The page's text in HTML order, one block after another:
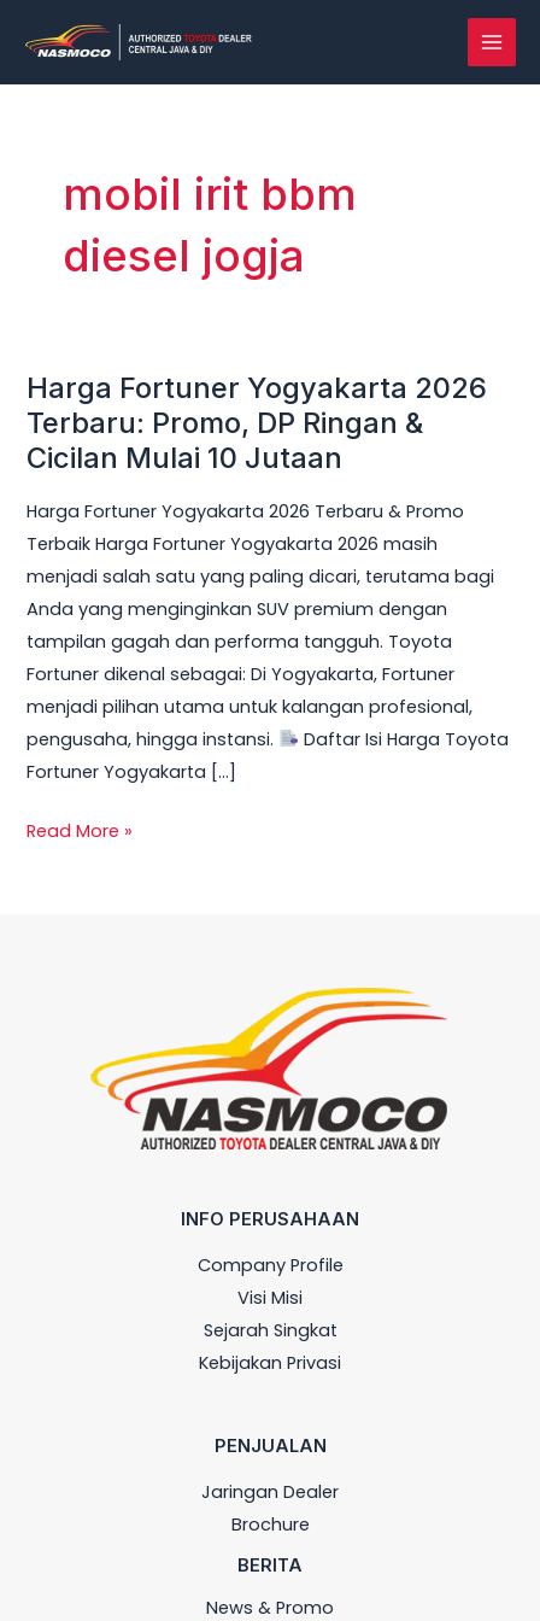
konten
mobil irit bbm
diesel jogja
Harga Fortuner Yogyakarta 2026
Terbaru: Promo, DP Ringan &
Cicilan Mulai 10 Jutaan
Harga Fortuner Yogyakarta 2026 Terbaru & Promo
Terbaik Harga Fortuner Yogyakarta 2026 masih
menjadi salah satu yang paling dicari, terutama bagi
Anda yang menginginkan SUV premium dengan
tampilan gagah dan performa tangguh. Toyota
Fortuner dikenal sebagai: Di Yogyakarta, Fortuner
menjadi pilihan utama untuk kalangan profesional,
pengusaha, hingga instansi.
Daftar Isi Harga Toyota
Fortuner Yogyakarta […]
Harga
Fortuner
Yogyakarta
Terbaru:
Promo,
DP
Ringan
&
Cicilan
Mulai
10
Jutaan
Read More »
INFO PERUSAHAAN
Company Profile
Visi Misi
Sejarah Singkat
Kebijakan Privasi
PENJUALAN
Jaringan Dealer
Brochure
BERITA
News & Promo